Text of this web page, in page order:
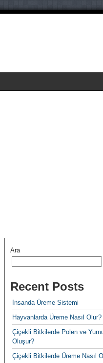
Ara
Recent Posts
İnsanda Üreme Sistemi
Hayvanlarda Üreme Nasıl Olur?
Çiçekli Bitkilerde Polen ve
Oluşur?
Çiçekli Bitkilerde Üreme Nasıl